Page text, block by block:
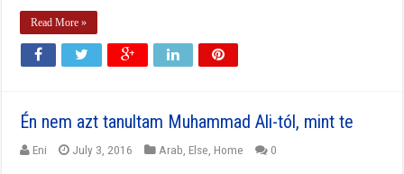
Read More »
Én nem azt tanultam Muhammad Ali-tól, mint te
Eni July 3, 2016 Arab Else Home 0